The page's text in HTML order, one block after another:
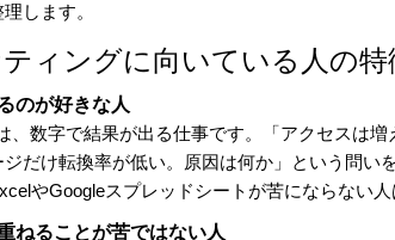
します。
ィングに向いている人の特
のが好きな人
、数字で結果が出る仕事です。「アクセスは
だけ転換率が低い。原因は何か」という問い
やGoogleスプレッドシートが苦にならない人
ねることが苦ではない人